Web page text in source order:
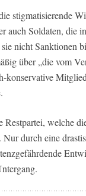
stigmatisierende
auch Soldaten, die
nicht Sanktionen
über „die vom
konservative
welche
durch eine